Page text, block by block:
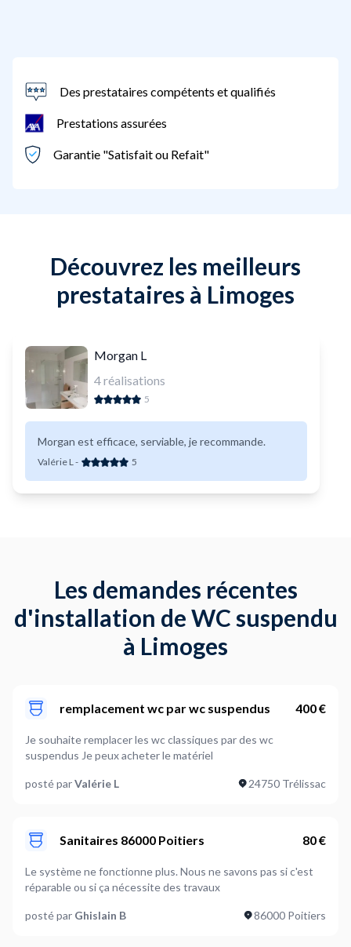
Des prestataires compétents et qualifiés
Prestations assurées
Garantie "Satisfait ou Refait"
Découvrez les meilleurs
prestataires à Limoges
Morgan L
4réalisations
5
Morgan est efficace, serviable, je recommande.
Valérie L - 5
Les demandes récentes
d'installation de WC suspendu
à Limoges
remplacement wc par wc suspendus 400 €
Je souhaite remplacer les wc classiques par des wc
suspendus Je peux acheter le matériel
posté parValérie L 24750 Trélissac
Sanitaires 86000 Poitiers 80 €
Le système ne fonctionne plus. Nous ne savons pas si c'est
réparable ou si ça nécessite des travaux
posté par Ghislain B 86000 Poitiers